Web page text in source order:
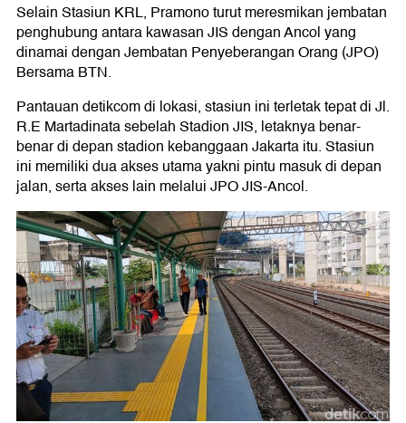
Selain Stasiun KRL, Pramono turut meresmikan jembatan
penghubung antara kawasan JIS dengan Ancol yang
dinamai dengan Jembatan Penyeberangan Orang (JPO)
Bersama BTN.
Pantauan detikcom di lokasi, stasiun ini terletak tepat di Jl.
R.E Martadinata sebelah Stadion JIS, letaknya benar-
benar di depan stadion kebanggaan Jakarta itu. Stasiun
ini memiliki dua akses utama yakni pintu masuk di depan
jalan, serta akses lain melalui JPO JIS-Ancol.